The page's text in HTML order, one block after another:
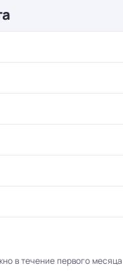
в течение первого